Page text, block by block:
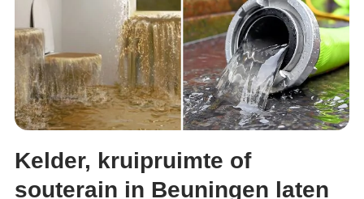
Kelder, kruipruimte of
souterain in Beuningen laten